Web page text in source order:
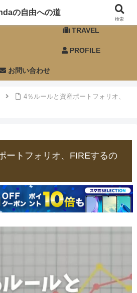
TRAVEL
PROFILE
お問い合わせ
4％ルールと資産ポートフォリオ、
ートフォリオ、FIREするの
の自由への道
検索